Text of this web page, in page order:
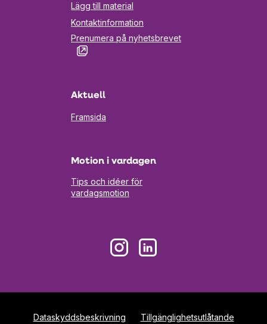
Lägg till material
Kontaktinformation
Prenumera på nyhetsbrevet
Öppnas
flik
Aktuell
Framsida
Motion i vardagen
Tips och idéer för
vardagsmotion
Öppnas
i
Öppnas
i
Dataskyddsbeskrivning Tillgänglighetsutlåtande